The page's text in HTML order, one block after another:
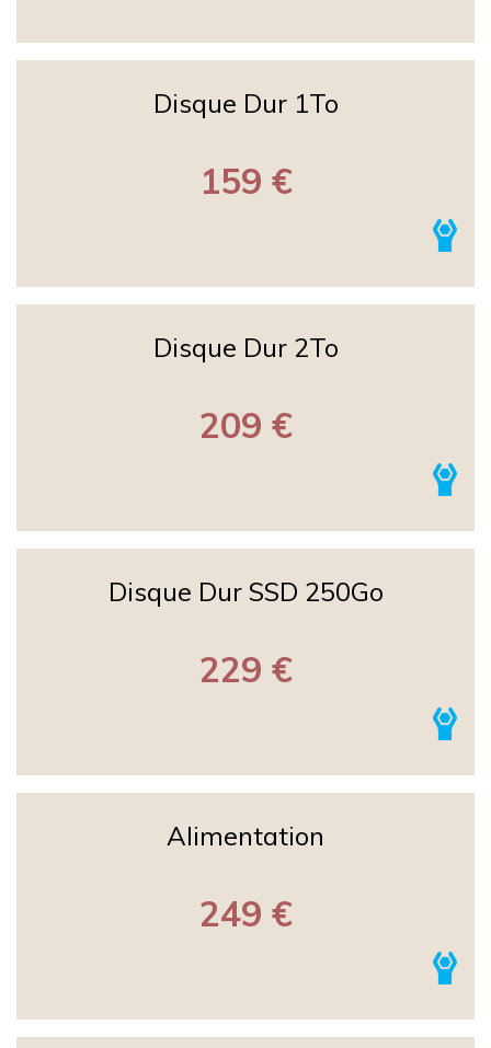
Disque Dur 1To
159 €
Disque Dur 2To
209 €
Disque Dur SSD 250Go
229 €
Alimentation
249 €